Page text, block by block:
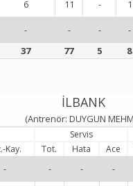
6 11 - 1
- - - -
37 77 5 8
İLBANK
(Antrenör: DUYGUN
Servis
Kay. Tot. Hata Ace
- - - -